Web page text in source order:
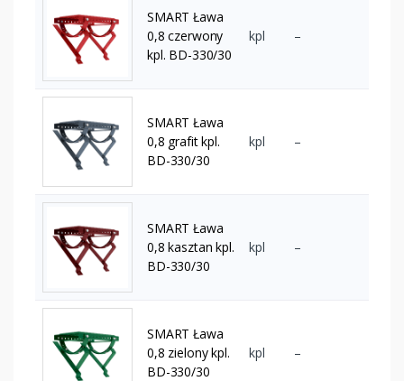
SMART Ława
0,8 czerwony
kpl. BD-330/30
kpl –
SMART Ława
0,8 grafit kpl.
BD-330/30
kpl –
SMART Ława
0,8 kasztan kpl.
BD-330/30
kpl –
SMART Ława
0,8 zielony kpl.
BD-330/30
kpl –